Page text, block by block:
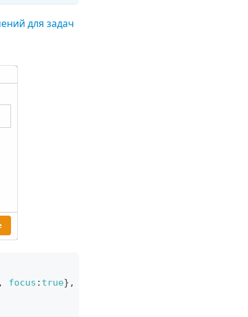
для задач
, focus : true} ,